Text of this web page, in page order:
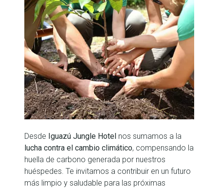
Desde Iguazú Jungle Hotelnos sumamos a la
lucha contra el cambio climático, compensando la
huella de carbono generada por nuestros
huéspedes. Te invitamos a contribuir en un futuro
más limpio y saludable para las próximas